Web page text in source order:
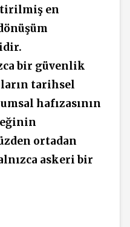
en
bir güvenlik
tarihsel
hafızasının
ortadan
askeri bir